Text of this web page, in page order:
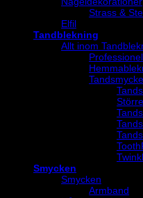
Strass &
Elfil
Tandblekning
Allt inom
Tandsmycke
Smycken
Smycken
Armband